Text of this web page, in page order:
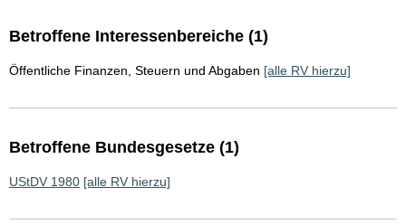
Betroffene Interessenbereiche (1)
Öffentliche Finanzen, Steuern und Abgaben [alle RV hierzu]
Betroffene Bundesgesetze (1)
UStDV 1980 [alle RV hierzu]